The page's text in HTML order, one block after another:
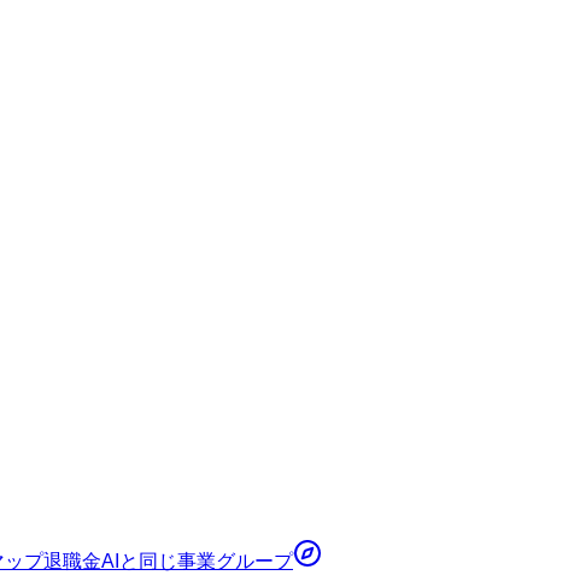
ップ退職金AI と同じ事業グループ